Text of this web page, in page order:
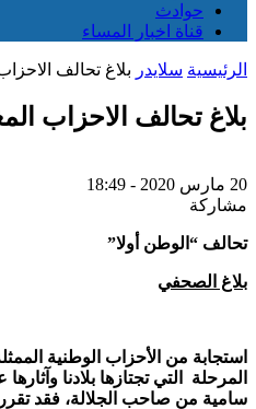
حوادث
قناة اخبار المساء
الرئيسية سلايدر بلاغ تحالف
بلاغ تحالف الاحزاب
20 مارس 2020 - 18:49
مشاركة
تحالف “الوطن أولا”
بلاغ الصحفي
استجابة من الأحزاب الوطنية
المرحلة التي تجتازها بلادنا
سامية من صاحب الجلالة، فقد